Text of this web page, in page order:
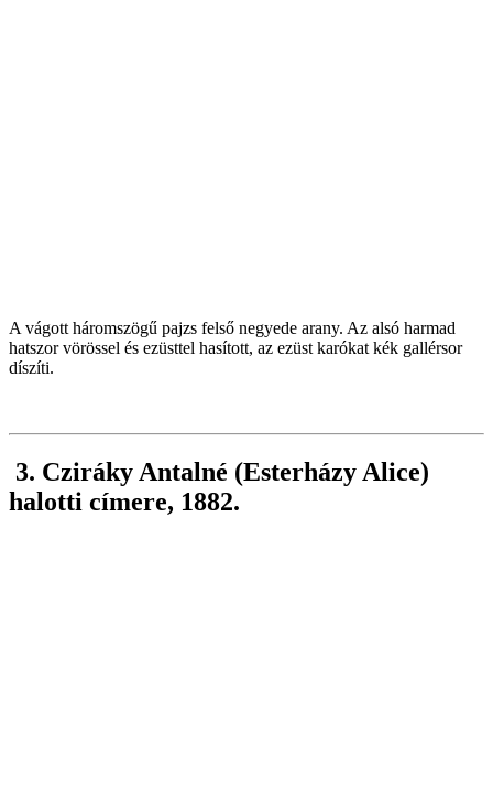
A vágott háromszögű pajzs felső negyede arany. Az alsó harmad
hatszor vörössel és ezüsttel hasított, az ezüst karókat kék gallérsor
díszíti.
3. Cziráky Antalné (Esterházy Alice)
halotti címere, 1882.